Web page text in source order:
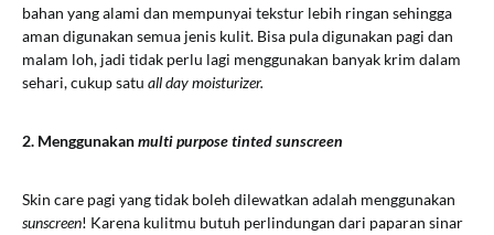
bahan yang alami dan mempunyai tekstur lebih ringan sehingga
aman digunakan semua jenis kulit. Bisa pula digunakan pagi dan
malam loh, jadi tidak perlu lagi menggunakan banyak krim dalam
sehari, cukup satu all day moisturizer.
2. Menggunakanmulti purpose tinted sunscreen
Skin care pagi yang tidak boleh dilewatkan adalah menggunakan
sunscreen! Karena kulitmu butuh perlindungan dari paparan sinar